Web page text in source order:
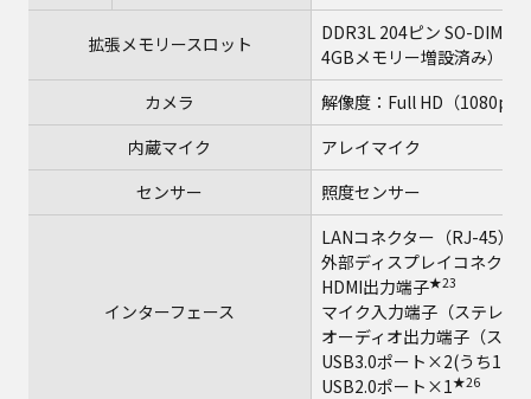
拡張メモリースロット
DDR3L 204ピン SO-DIMM
4GBメモリー増設済み）
カメラ
解像度：Full HD（1080p
内蔵マイク
アレイマイク
センサー
照度センサー
インターフェース
LANコネクター（RJ-45）
外部ディスプレイコネクタ
HDMI出力端子★23
マイク入力端子（ステレオ
オーディオ出力端子（ステ
USB3.0ポート×2(うち1つ
USB2.0ポート×1★26